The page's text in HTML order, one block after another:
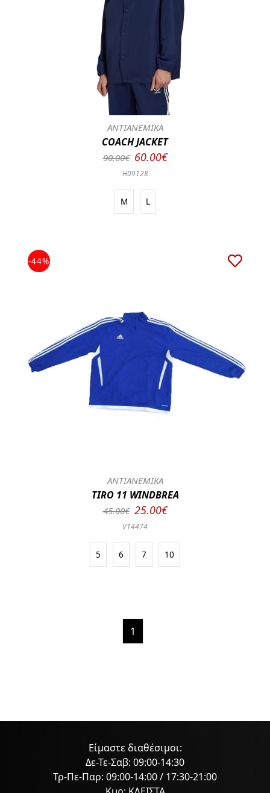
ΑΝΤΙΑΝΕΜΙΚΑ
COACH JACKET
90.00€ 60.00€
H09128
M L
-44%
ΑΝΤΙΑΝΕΜΙΚΑ
TIRO 11 WINDBREA
45.00€ 25.00€
V14474
5 6 7 10
1
Είμαστε διαθέσιμοι:
Δε-Τε-Σαβ: 09:00-14:30
Τρ-Πε-Παρ: 09:00-14:00 / 17:30-21:00